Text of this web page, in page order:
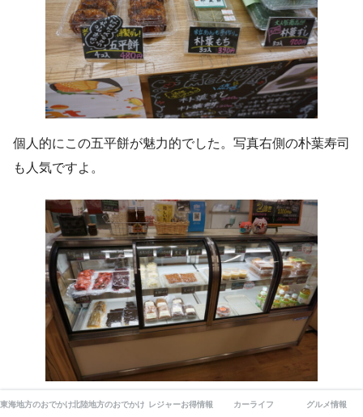
個人的にこの五平餅が魅力的でした。写真右側の朴葉寿司
も人気ですよ。
こんな感じにお漬物や、スイーツがショーケースに並んで
東海地方のおでかけ北陸地方のおでかけ レジャーお得情報 カーライフ グルメ情報